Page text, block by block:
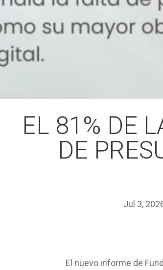
EL 81% DE
DE
Jul 3,
El nuevo informe de